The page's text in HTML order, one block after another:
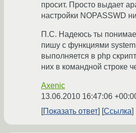
просит. Просто выдает
настройки NOPASSWD
П.С. Надеюсь ты
пишу с функциями system
выполняется в php
них в командной строке
Axenic
13.06.2010 16:47:06
Показать ответ Ссылка